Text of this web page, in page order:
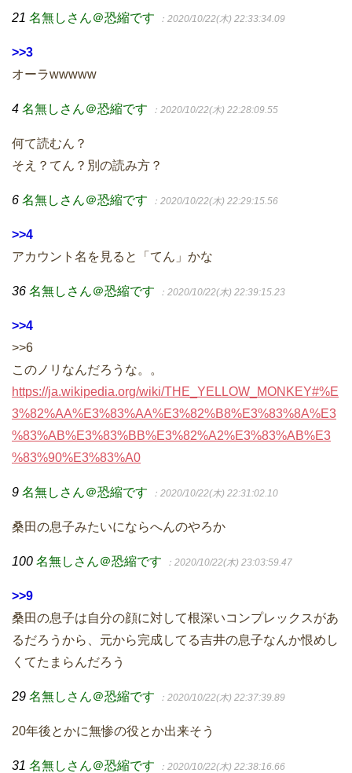
21 名無しさん＠恐縮です ：2020/10/22(木) 22:33:34.09
>>3
オーラwwwww
4 名無しさん＠恐縮です ：2020/10/22(木) 22:28:09.55
何て読むん？
そえ？てん？別の読み方？
6 名無しさん＠恐縮です ：2020/10/22(木) 22:29:15.56
>>4
アカウント名を見ると「てん」かな
36 名無しさん＠恐縮です ：2020/10/22(木) 22:39:15.23
>>4
>>6
このノリなんだろうな。。
https://ja.wikipedia.org/wiki/THE_YELLOW_MONKEY#%E
3%82%AA%E3%83%AA%E3%82%B8%E3%83%8A%E3
%83%AB%E3%83%BB%E3%82%A2%E3%83%AB%E3
%83%90%E3%83%A0
9 名無しさん＠恐縮です ：2020/10/22(木) 22:31:02.10
桑田の息子みたいにならへんのやろか
100 名無しさん＠恐縮です ：2020/10/22(木) 23:03:59.47
>>9
桑田の息子は自分の顔に対して根深いコンプレックスがあ
るだろうから、元から完成してる吉井の息子なんか恨めし
くてたまらんだろう
29 名無しさん＠恐縮です ：2020/10/22(木) 22:37:39.89
20年後とかに無惨の役とか出来そう
31 名無しさん＠恐縮です ：2020/10/22(木) 22:38:16.66